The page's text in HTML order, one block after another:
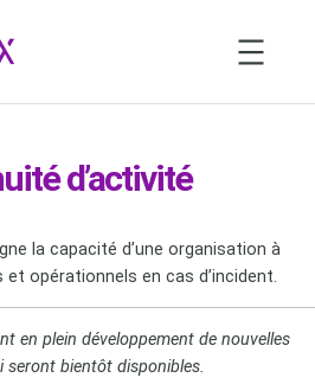
d’activité
la capacité d’une organisation à
opérationnels en cas d’incident.
en plein développement de nouvelles
seront bientôt disponibles.